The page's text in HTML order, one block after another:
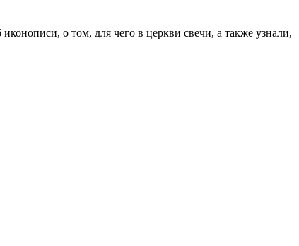
о том, для чего в церкви свечи, а также узнали,